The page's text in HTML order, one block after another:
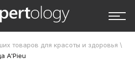
товаров для красоты и здоровья \
A'Pieu